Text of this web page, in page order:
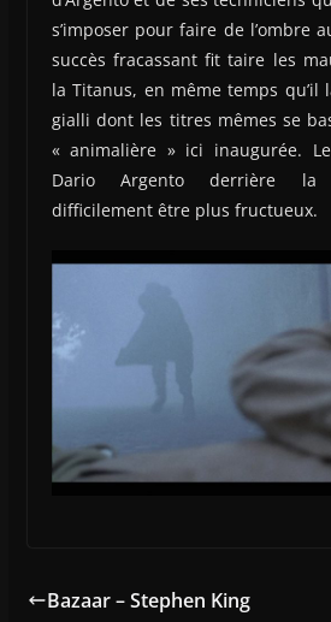
s’imposer pour faire de l’ombre
succès fracassant fit taire les
la Titanus, en même temps qu’il
gialli dont les titres mêmes se
« animalière » ici inaugurée.
Dario Argento derrière la
difficilement être plus fructueux.
Bazaar – Stephen King